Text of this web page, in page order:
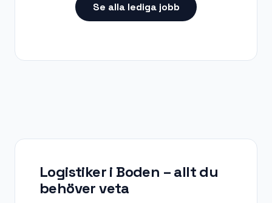
Se alla lediga jobb
Logistiker i Boden – allt du
behöver veta